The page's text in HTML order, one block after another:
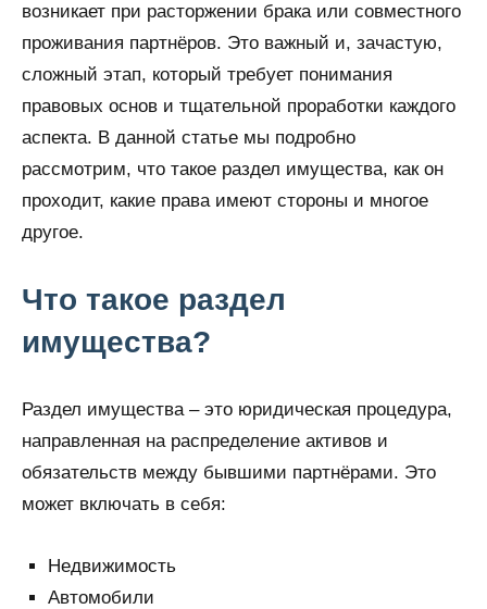
возникает при расторжении брака или совместного
проживания партнёров. Это важный и, зачастую,
сложный этап, который требует понимания
правовых основ и тщательной проработки каждого
аспекта. В данной статье мы подробно
рассмотрим, что такое раздел имущества, как он
проходит, какие права имеют стороны и многое
другое.
Что такое раздел
имущества?
Раздел имущества – это юридическая процедура,
направленная на распределение активов и
обязательств между бывшими партнёрами. Это
может включать в себя:
Недвижимость
Автомобили